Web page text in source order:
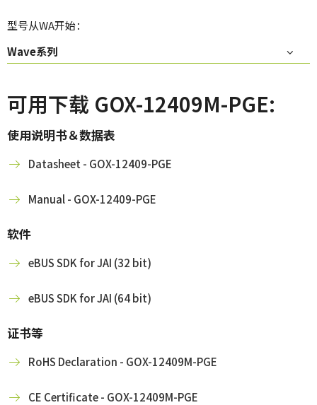
型号从WA开始：
Wave系列
可用下载 GOX-12409M-PGE:
使用说明书＆数据表
Datasheet - GOX-12409-PGE
Manual - GOX-12409-PGE
软件
eBUS SDK for JAI (32 bit)
eBUS SDK for JAI (64 bit)
证书等
RoHS Declaration - GOX-12409M-PGE
CE Certificate - GOX-12409M-PGE